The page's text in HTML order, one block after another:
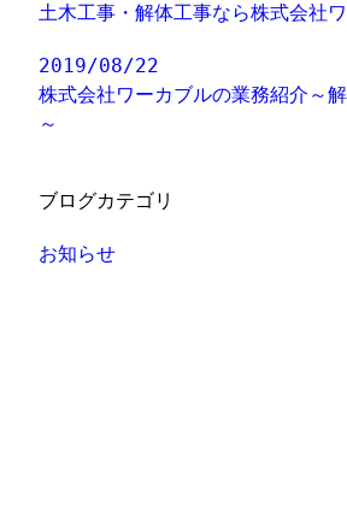
土木工事・解体工事なら株式会社
2019/08/22
株式会社ワーカブルの業務紹介～
～
ブログカテゴリ
お知らせ